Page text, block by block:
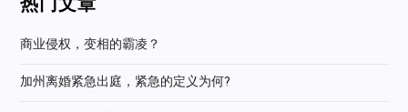
热门文章
商业侵权，变相的霸凌？
加州离婚紧急出庭，紧急的定义为何?